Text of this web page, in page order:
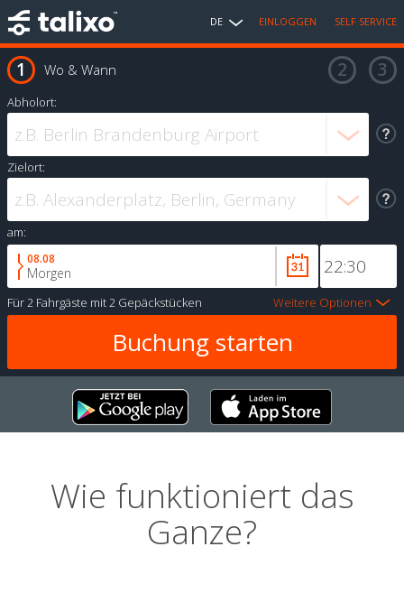
DE EINLOGGEN SELF SERVICE
Wo & Wann
Abholort:
Zielort:
am:
08.08
Morgen
Für2 Fahrgäste mit2 Gepäckstücken Weitere Optionen
Wie funktioniert das
Ganze?